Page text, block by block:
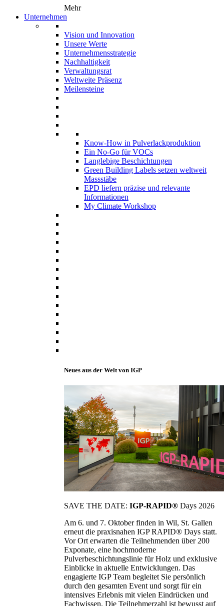
Mehr
Unternehmen
Vision und Innovation
Unsere Werte
Unternehmensstrategie
Nachhaltigkeit
Verwaltungsrat
Weltweite Präsenz
Meilensteine
Know-How in Pulverlackproduktion
Ein No-Go für VOCs
Langlebige Beschichtungen
Green Building Labels setzen weltweit
Massstäbe
EPD liefern präzise und relevante
Informationen
My Climate Workshop
Neues aus der Welt von IGP
SAVE THE DATE: IGP-RAPID® Days 2026
Am 6. und 7. Oktober finden in Wil, St. Gallen
erneut die praxisnahen IGP RAPID® Days statt.
Vor Ort erwarten die Teilnehmenden über 200
Exponate, eine hochmoderne
Pulverbeschichtungslinie für Holz und exklusive
Einblicke in aktuelle Entwicklungen. Das
engagierte IGP Team begleitet Sie persönlich
durch den gesamten Event und sorgt für ein
intensives Erlebnis mit vielen Eindrücken und
Fachwissen. Die Teilnehmerzahl ist bewusst auf